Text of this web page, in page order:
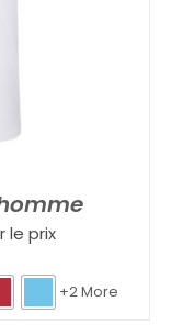
le prix
+2 More